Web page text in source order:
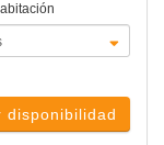
disponibilidad